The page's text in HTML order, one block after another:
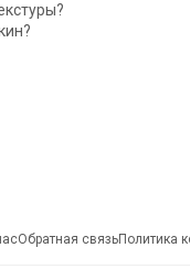
Обратная связьПолитика